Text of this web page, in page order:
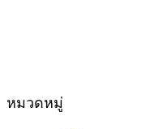
หมวดหมู่